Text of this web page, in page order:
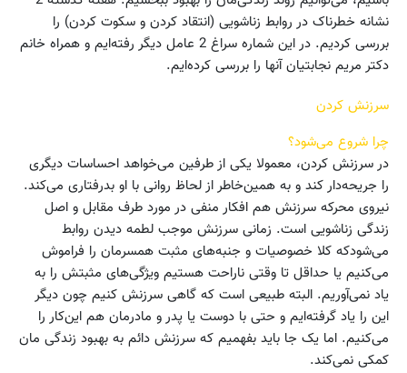
نشانه خطرناک در روابط زناشویی (انتقاد کردن و سکوت کردن) را
بررسی کردیم. در این شماره سراغ 2 عامل دیگر رفته‌ایم و همراه خانم
دکتر مریم نجابتیان آنها را بررسی کرده‌ایم.
سرزنش کردن
چرا شروع می‌شود؟
در سرزنش کردن، معمولا یکی از طرفین می‌خواهد احساسات دیگری
را جریحه‌دار کند و به همین‌خاطر از لحاظ روانی با او بدرفتاری می‌کند.
نیروی محرکه سرزنش هم افکار منفی در مورد طرف مقابل و اصل
زندگی زناشویی است. زمانی سرزنش موجب لطمه دیدن روابط
می‌شودکه کلا خصوصیات و جنبه‌های مثبت همسرمان را فراموش
می‌کنیم یا حداقل تا وقتی ناراحت هستیم ویژگی‌های مثبتش را به
یاد نمی‌آوریم. البته طبیعی است که گاهی سرزنش کنیم چون دیگر
این را یاد گرفته‌ایم و حتی با دوست یا پدر و مادرمان هم این‌کار را
می‌کنیم. اما یک جا باید بفهمیم که سرزنش دائم به بهبود زندگی مان
کمکی نمی‌کند.